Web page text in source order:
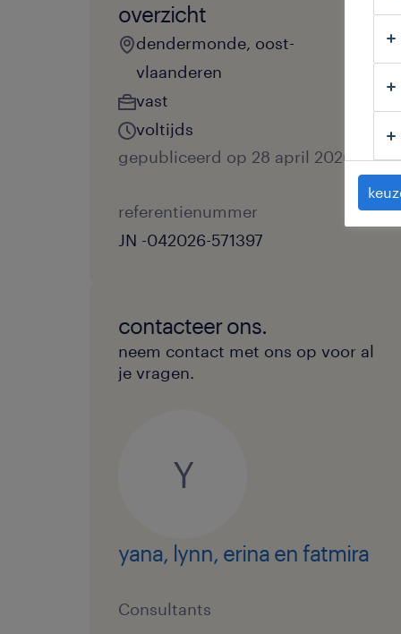
overzicht
dendermonde, oost-
vlaanderen
vast
voltijds
gepubliceerd op 28 april 2026
referentienummer
JN -042026-571397
contacteer ons.
neem contact met ons op voor al
je vragen.
Y
yana, lynn, erina en fatmira
Consultants